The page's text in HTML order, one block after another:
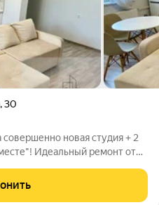
,30
новая студия + 2
Идеальный ремонт от
Север и на Юг. Покупателям